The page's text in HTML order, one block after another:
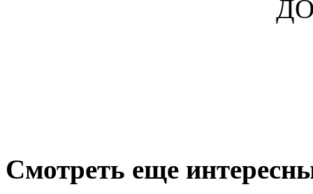
Смотреть еще